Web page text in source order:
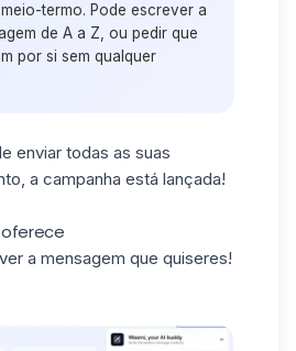
termo. Pode escrever a
de A a Z, ou pedir que
por si sem qualquer
enviar todas as suas
a campanha está lançada!
a mensagem que quiseres!